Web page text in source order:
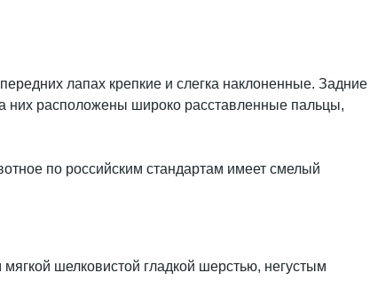
лапах крепкие и слегка наклоненные. Задние
них расположены широко расставленные пальцы,
по российским стандартам имеет смелый
шелковистой гладкой шерстью, негустым